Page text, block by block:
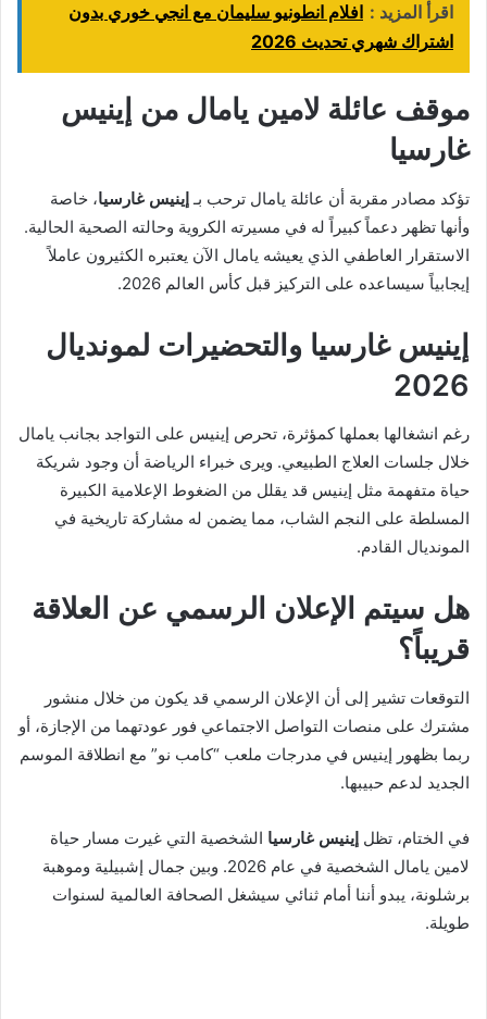
اقرأ المزيد : افلام انطونيو سليمان مع انجي خوري بدون
اشتراك شهري تحديث 2026
موقف عائلة لامين يامال من إينيس
غارسيا
تؤكد مصادر مقربة أن عائلة يامال ترحب بـإينيس غارسيا، خاصة
وأنها تظهر دعماً كبيراً له في مسيرته الكروية وحالته الصحية الحالية.
الاستقرار العاطفي الذي يعيشه يامال الآن يعتبره الكثيرون عاملاً
إيجابياً سيساعده على التركيز قبل كأس العالم 2026.
إينيس غارسيا والتحضيرات لمونديال
2026
رغم انشغالها بعملها كمؤثرة، تحرص إينيس على التواجد بجانب يامال
خلال جلسات العلاج الطبيعي. ويرى خبراء الرياضة أن وجود شريكة
حياة متفهمة مثل إينيس قد يقلل من الضغوط الإعلامية الكبيرة
المسلطة على النجم الشاب، مما يضمن له مشاركة تاريخية في
المونديال القادم.
هل سيتم الإعلان الرسمي عن العلاقة
قريباً؟
التوقعات تشير إلى أن الإعلان الرسمي قد يكون من خلال منشور
مشترك على منصات التواصل الاجتماعي فور عودتهما من الإجازة، أو
ربما بظهور إينيس في مدرجات ملعب “كامب نو” مع انطلاقة الموسم
الجديد لدعم حبيبها.
في الختام، تظل إينيس غارسيا الشخصية التي غيرت مسار حياة
لامين يامال الشخصية في عام 2026. وبين جمال إشبيلية وموهبة
برشلونة، يبدو أننا أمام ثنائي سيشغل الصحافة العالمية لسنوات
طويلة.